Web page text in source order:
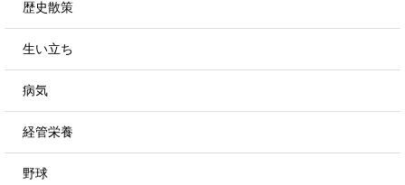
歴史散策
生い立ち
病気
経管栄養
野球